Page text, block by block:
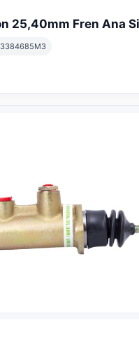
25,40mm Fren Ana